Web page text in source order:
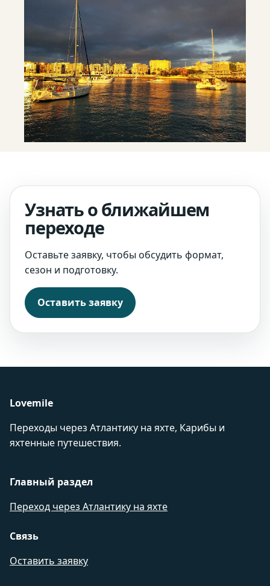
Узнать о ближайшем
переходе
Оставьте заявку, чтобы обсудить формат,
сезон и подготовку.
Оставить заявку
Lovemile
Переходы через Атлантику на яхте, Карибы и
яхтенные путешествия.
Главный раздел
Переход через Атлантику на яхте
Связь
Оставить заявку